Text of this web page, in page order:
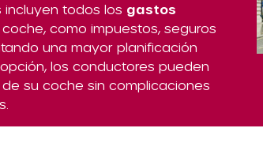
incluyen todos los gastos
como impuestos, seguros
una mayor planificación
los conductores pueden
su coche sin complicaciones